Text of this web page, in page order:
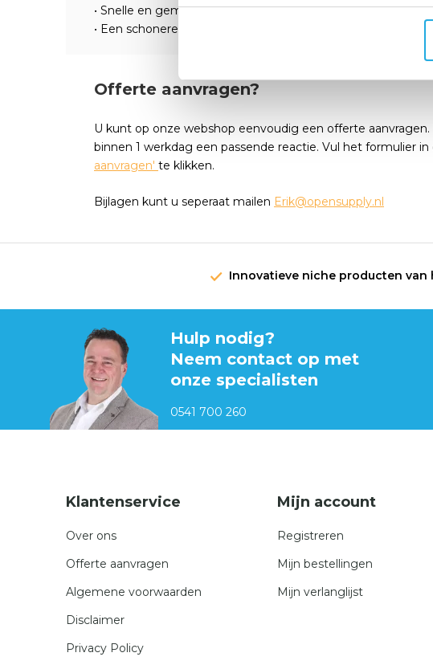
• Snelle en gemakkelijke probleemoplossing
• Een schonere meettechniek: geen inkt of reinigingsmiddel
Offerte aanvragen?
U kunt op onze webshop eenvoudig een offerte
binnen 1 werkdag een passende reactie. Vul het formulier
aanvragen' te klikken.
Bijlagen kunt u seperaat mailen Erik@opensupply.nl
Innovatieve niche producten
Hulp nodig?
Neem contact op met
onze specialisten
0541 700 260
Klantenservice
Over ons
Offerte aanvragen
Algemene voorwaarden
Disclaimer
Privacy Policy
Mijn account
Registreren
Mijn bestellingen
Mijn verlanglijst